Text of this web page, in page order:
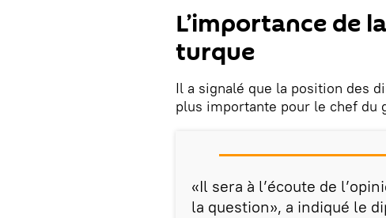
L’importance de
turque
Il a signalé que la position des
plus importante pour le chef du
«Il sera à l’écoute de
la question», a indiqué le